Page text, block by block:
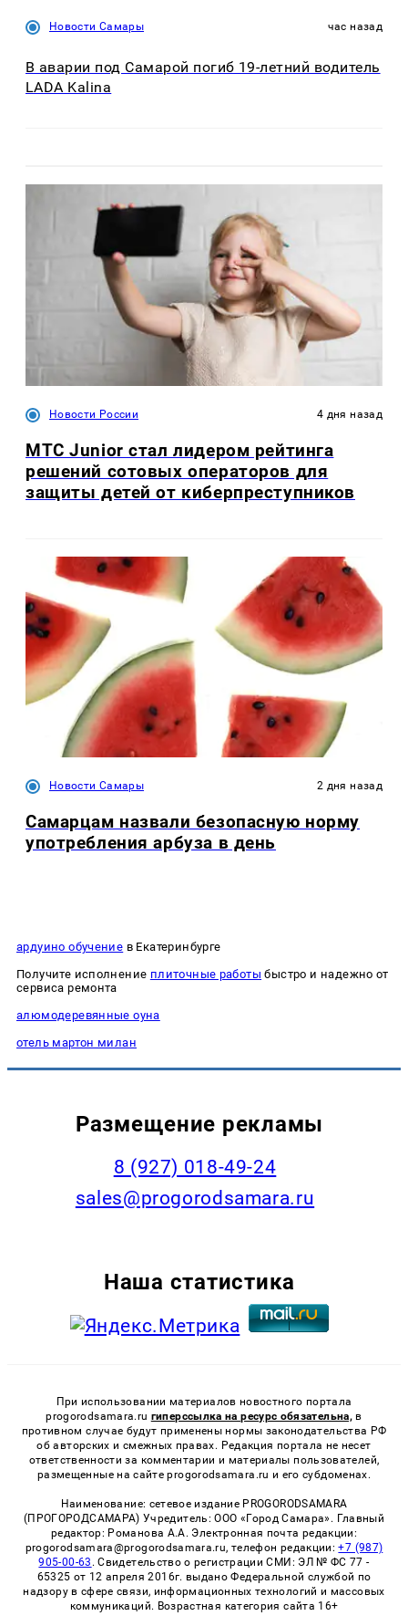
Новости Самары час назад
В аварии под Самарой погиб 19-летний водитель
LADA Kalina
Новости России 4 дня назад
МТС Junior стал лидером рейтинга
решений сотовых операторов для
защиты детей от киберпреступников
Новости Самары 2 дня назад
Самарцам назвали безопасную норму
употребления арбуза в день
ардуино обучение в Екатеринбурге
Получите исполнение плиточные работы быстро и надежно от
сервиса ремонта
алюмодеревянные оуна
отель мартон милан
Размещение рекламы
8 (927) 018-49-24
sales@progorodsamara.ru
Наша статистика
При использовании материалов новостного портала
progorodsamara.ru гиперссылка на ресурс обязательна, в
противном случае будут применены нормы законодательства РФ
об авторских и смежных правах. Редакция портала не несет
ответственности за комментарии и материалы пользователей,
размещенные на сайте progorodsamara.ru и его субдоменах.
Наименование: сетевое издание PROGORODSAMARA
(ПРОГОРОДСАМАРА) Учредитель: ООО «Город Самара». Главный
редактор: Романова А.А. Электронная почта редакции:
progorodsamara@progorodsamara.ru, телефон редакции:+7 (987)
905-00-63 . Свидетельство о регистрации СМИ: ЭЛ № ФС 77 -
65325 от 12 апреля 2016г. выдано Федеральной службой по
надзору в сфере связи, информационных технологий и массовых
коммуникаций. Возрастная категория сайта 16+